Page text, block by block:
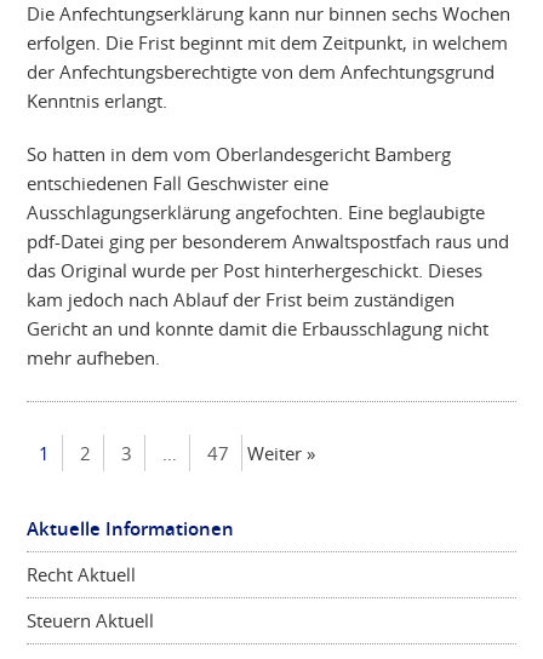
Die Anfechtungserklärung kann nur binnen sechs Wochen
erfolgen. Die Frist beginnt mit dem Zeitpunkt, in welchem
der Anfechtungsberechtigte von dem Anfechtungsgrund
Kenntnis erlangt.
So hatten in dem vom Oberlandesgericht Bamberg
entschiedenen Fall Geschwister eine
Ausschlagungserklärung angefochten. Eine beglaubigte
pdf-Datei ging per besonderem Anwaltspostfach raus und
das Original wurde per Post hinterhergeschickt. Dieses
kam jedoch nach Ablauf der Frist beim zuständigen
Gericht an und konnte damit die Erbausschlagung nicht
mehr aufheben.
1 2 3 … 47 Weiter »
Aktuelle Informationen
Recht Aktuell
Steuern Aktuell